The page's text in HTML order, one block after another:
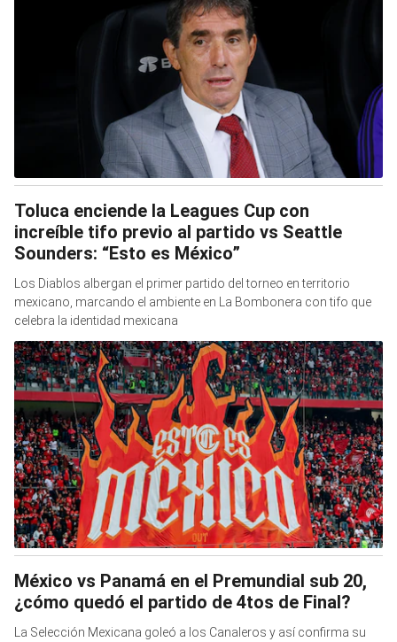
Toluca enciende la Leagues Cup con
increíble tifo previo al partido vs Seattle
Sounders: “Esto es México”
Los Diablos albergan el primer partido del torneo en territorio
mexicano, marcando el ambiente en La Bombonera con tifo que
celebra la identidad mexicana
México vs Panamá en el Premundial sub 20,
¿cómo quedó el partido de 4tos de Final?
La Selección Mexicana goleó a los Canaleros y así confirma su